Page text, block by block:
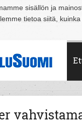
sisällön ja
tietoa siitä, kuinka
Hämeenlinna Joensuu